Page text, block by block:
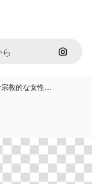
画像で
宗教的な女性…